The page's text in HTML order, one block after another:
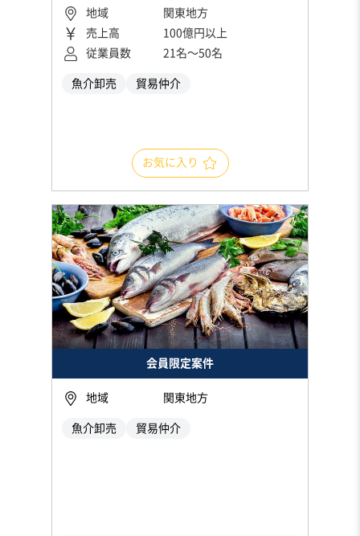
地域
関東地方
売上高
100億円以上
従業員数
21名〜50名
魚介卸売 貿易仲介
お気に入り
会員限定案件
地域 関東地方
魚介卸売 貿易仲介